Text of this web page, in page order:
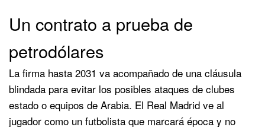
Un contrato a prueba de
petrodólares
La firma hasta 2031 va acompañado de una cláusula
blindada para evitar los posibles ataques de clubes
estado o equipos de Arabia. El Real Madrid ve al
jugador como un futbolista que marcará época y no